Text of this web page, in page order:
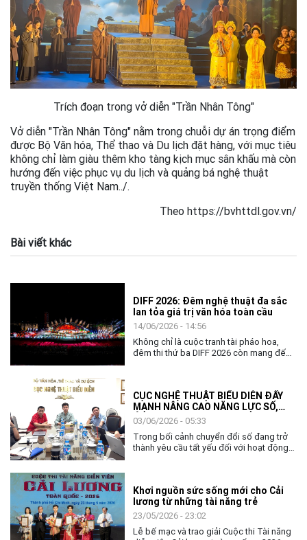
Trích đoạn trong vở diễn "Trần Nhân Tông"
Vở diễn "Trần Nhân Tông" nằm trong chuỗi dự án trọng điểm
được Bộ Văn hóa, Thể thao và Du lịch đặt hàng, với mục tiêu
không chỉ làm giàu thêm kho tàng kịch mục sân khấu mà còn
hướng đến việc phục vụ du lịch và quảng bá nghệ thuật
truyền thống Việt Nam../.
Theo https://bvhttdl.gov.vn/
Bài viết khác
DIFF 2026: Đêm nghệ thuật đa sắc
lan tỏa giá trị văn hóa toàn cầu
14/06/2026 - 14:56
Không chỉ là cuộc tranh tài pháo hoa,
đêm thi thứ ba DIFF 2026 còn mang đến
CỤC NGHỆ THUẬT BIỂU DIỄN ĐẨY
MẠNH NÂNG CAO NĂNG LỰC SỐ,
ỨNG DỤNG AI TRONG THỰC THI
03/06/2026 - 05:33
Trong bối cảnh chuyển đổi số đang trở
thành yêu cầu tất yếu đối với hoạt động
càng có ý nghĩa quan trọng. Với tinh thần
chủ động thích ứng và đổi mới, ngày
02/6, Cục Nghệ thuật biểu diễn đã tổ
chức chương trình tập huấn, bồi dưỡng
về chuyển đổi số và ứng dụng AI cho
Khơi nguồn sức sống mới cho Cải
lương từ những tài năng trẻ
23/05/2026 - 23:02
Lễ bế mạc và trao giải Cuộc thi Tài năng